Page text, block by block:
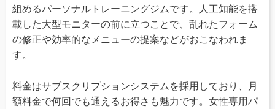
組めるパーソナルトレーニングジムです。人工知能を搭
載した大型モニターの前に立つことで、乱れたフォーム
の修正や効率的なメニューの提案などがおこなわれま
す。
料金はサブスクリプションシステムを採用しており、月
額料金で何回でも通えるお得さも魅力です。女性専用パ